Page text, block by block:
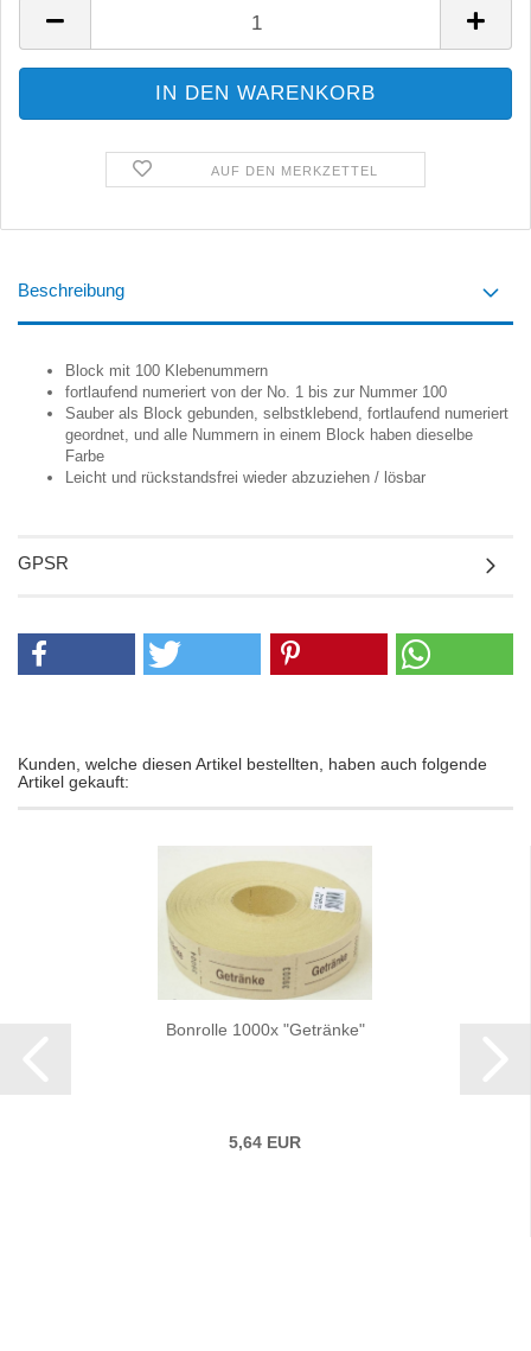
AUF DEN MERKZETTEL
Beschreibung
Block mit 100 Klebenummern
fortlaufend numeriert von der No. 1 bis zur Nummer 100
Sauber als Block gebunden, selbstklebend, fortlaufend numeriert
geordnet, und alle Nummern in einem Block haben dieselbe
Farbe
Leicht und rückstandsfrei wieder abzuziehen / lösbar
GPSR
Kunden, welche diesen Artikel bestellten, haben auch folgende
Artikel gekauft:
Bonrolle 1000x "Getränke"
5,64 EUR